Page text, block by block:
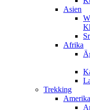
Asien
Afrika
Trekking
Amerika